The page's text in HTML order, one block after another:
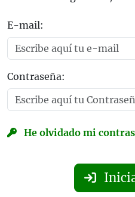
E-mail:
Contraseña:
He olvidado mi